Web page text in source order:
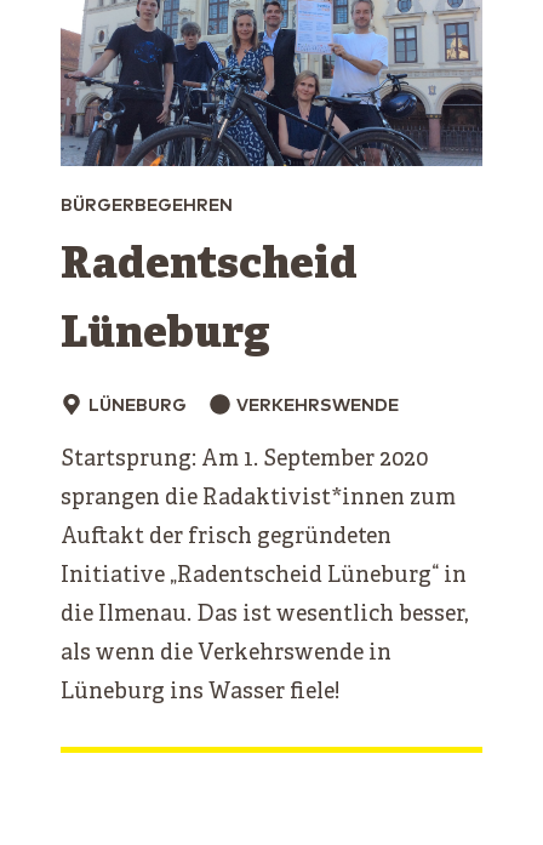
BÜRGERBEGEHREN
Radentscheid
Lüneburg
LÜNEBURG VERKEHRSWENDE
Startsprung: Am 1. September 2020
sprangen die Radaktivist*innen zum
Auftakt der frisch gegründeten
Initiative „Radentscheid Lüneburg“ in
die Ilmenau. Das ist wesentlich besser,
als wenn die Verkehrswende in
Lüneburg ins Wasser fiele!